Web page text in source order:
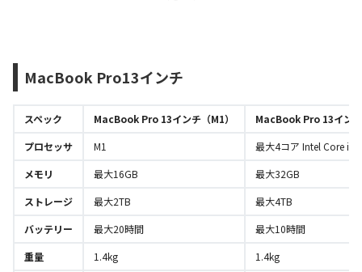
MacBook Pro13インチ
スペック MacBook Pro 13インチ（M1）
MacBook Pro 13イン
プロセッサ
M1
最大4コア Intel Core i7
メモリ
最大16GB
最大32GB
ストレージ
最大2TB
最大4TB
バッテリー
最大20時間
最大10時間
重量
1.4kg 1.4kg